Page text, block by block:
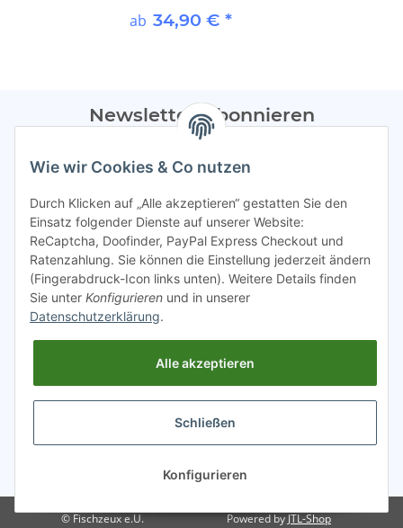
ab 34,90 € *
Newsletter Abonnieren
Bitte sendet mir entsprechend eurer
regelmäßig Infos zu euren Aktionen per E-Mail zu.
Abonnieren
Spamschutz aktiv
Gesetzliche Informationen
* Alle Preise inkl. gesetzlicher USt.
© Fischzeux e.U. Powered by JTL-Shop
Wie wir Cookies & Co nutzen
Durch Klicken auf „Alle akzeptieren“ gestatten Sie den
Einsatz folgender Dienste auf unserer Website:
ReCaptcha, Doofinder, PayPal Express Checkout und
Ratenzahlung. Sie können die Einstellung jederzeit ändern
(Fingerabdruck-Icon links unten). Weitere Details finden
Sie unter Konfigurieren und in unserer
Datenschutzerklärung.
Alle akzeptieren
Schließen
Konfigurieren